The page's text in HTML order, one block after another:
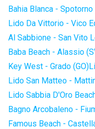
Bahia Blanca - Spotorno
Lido Da Vittorio - Vico
Al Sabbione - San Vito
Baba Beach - Alassio
Key West - Grado (GO)
Lido San Matteo -
Lido Sabbia D'Oro
Bagno Arcobaleno -
Famous Beach -